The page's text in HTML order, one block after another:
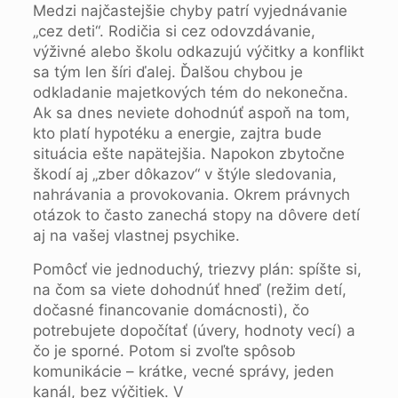
Medzi najčastejšie chyby patrí vyjednávanie
„cez deti“. Rodičia si cez odovzdávanie,
výživné alebo školu odkazujú výčitky a konflikt
sa tým len šíri ďalej. Ďalšou chybou je
odkladanie majetkových tém do nekonečna.
Ak sa dnes neviete dohodnúť aspoň na tom,
kto platí hypotéku a energie, zajtra bude
situácia ešte napätejšia. Napokon zbytočne
škodí aj „zber dôkazov“ v štýle sledovania,
nahrávania a provokovania. Okrem právnych
otázok to často zanechá stopy na dôvere detí
aj na vašej vlastnej psychike.
Pomôcť vie jednoduchý, triezvy plán: spíšte si,
na čom sa viete dohodnúť hneď (režim detí,
dočasné financovanie domácnosti), čo
potrebujete dopočítať (úvery, hodnoty vecí) a
čo je sporné. Potom si zvoľte spôsob
komunikácie – krátke, vecné správy, jeden
kanál, bez výčitiek. V